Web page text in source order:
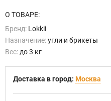
О ТОВАРЕ:
Бренд: Lokkii
Назначение:угли и брикеты
Вес: до 3 кг
Доставка в город: Москва